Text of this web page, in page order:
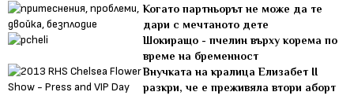
Когато партньорът не може да те
дари с мечтаното дете
Шокиращо - пчелин върху корема по
време на бременност
Внучката на кралица Елизабет II
разкри, че е преживяла втори аборт